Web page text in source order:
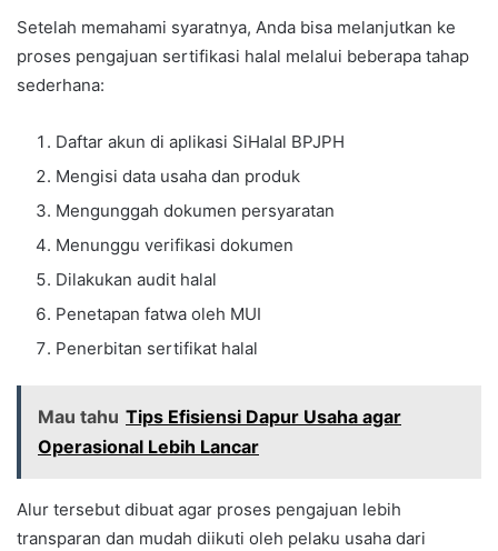
Setelah memahami syaratnya, Anda bisa melanjutkan ke
proses pengajuan sertifikasi halal melalui beberapa tahap
sederhana:
Daftar akun di aplikasi SiHalal BPJPH
Mengisi data usaha dan produk
Mengunggah dokumen persyaratan
Menunggu verifikasi dokumen
Dilakukan audit halal
Penetapan fatwa oleh MUI
Penerbitan sertifikat halal
Mau tahu Tips Efisiensi Dapur Usaha agar
Operasional Lebih Lancar
Alur tersebut dibuat agar proses pengajuan lebih
transparan dan mudah diikuti oleh pelaku usaha dari